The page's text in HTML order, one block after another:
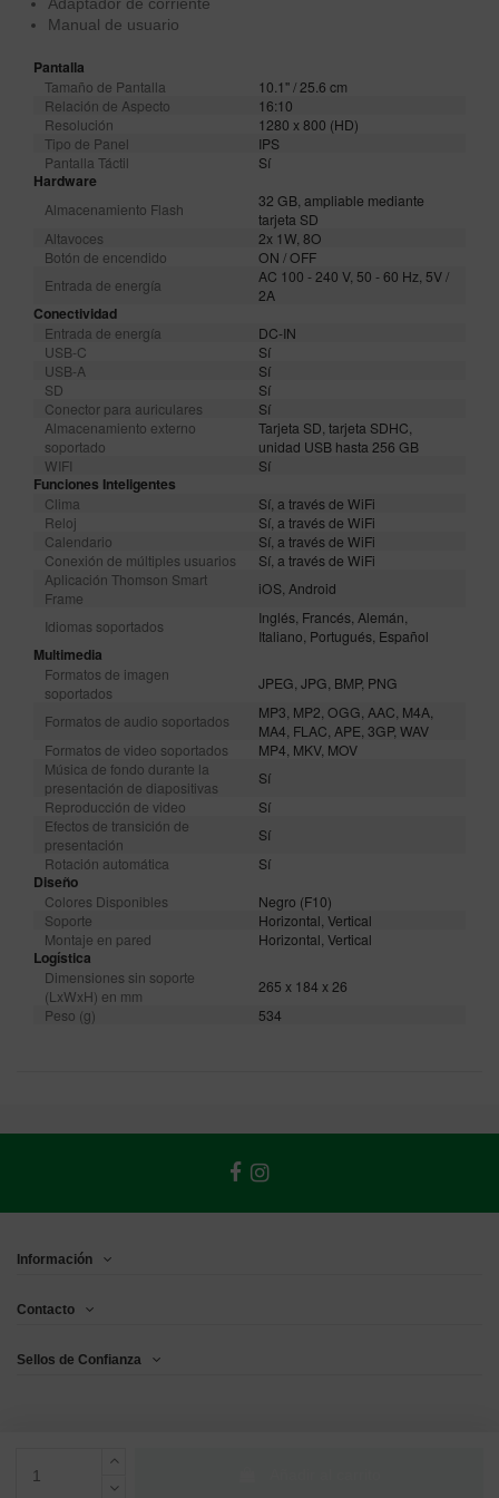
Manual de usuario
Pantalla
Tamaño de Pantalla
10.1'' / 25.6 cm
Relación de Aspecto
16:10
Resolución
1280 x 800 (HD)
Tipo de Panel
IPS
Pantalla Táctil
Sí
Hardware
Almacenamiento Flash
32 GB, ampliable mediante
tarjeta SD
Altavoces
2x 1W, 8O
Botón de encendido
ON / OFF
Entrada de energía
AC 100 - 240 V, 50 - 60 Hz, 5V /
2A
Conectividad
Entrada de energía
DC-IN
USB-C
Sí
USB-A
Sí
SD
Sí
Conector para auriculares
Sí
Almacenamiento externo
soportado
Tarjeta SD, tarjeta SDHC,
unidad USB hasta 256 GB
WIFI
Sí
Funciones Inteligentes
Clima
Sí, a través de WiFi
Reloj
Sí, a través de WiFi
Calendario
Sí, a través de WiFi
Conexión de múltiples usuarios
Sí, a través de WiFi
Aplicación Thomson Smart
Frame
iOS, Android
Idiomas soportados
Inglés, Francés, Alemán,
Italiano, Portugués, Español
Multimedia
Formatos de imagen
soportados
JPEG, JPG, BMP, PNG
Formatos de audio soportados
MP3, MP2, OGG, AAC, M4A,
MA4, FLAC, APE, 3GP, WAV
Formatos de video soportados
MP4, MKV, MOV
Música de fondo durante la
presentación de diapositivas
Sí
Reproducción de video
Sí
Efectos de transición de
presentación
Sí
Rotación automática
Sí
Diseño
Colores Disponibles
Negro (F10)
Soporte
Horizontal, Vertical
Montaje en pared
Horizontal, Vertical
Logística
Dimensiones sin soporte
(LxWxH) en mm
265 x 184 x 26
Peso (g)
534
Información
Contacto
Sellos de Confianza